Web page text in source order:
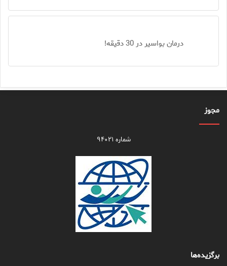
درمان بواسیر در 30 دقیقه!
مجوز
شماره ۹۴۰۲۱
برگزیده‌ها